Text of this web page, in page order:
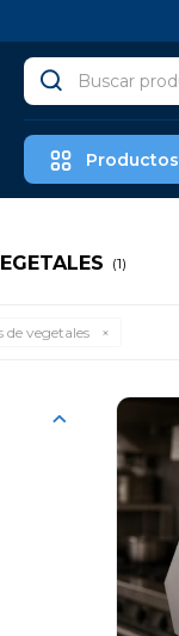
Productos
(1)
de vegetales